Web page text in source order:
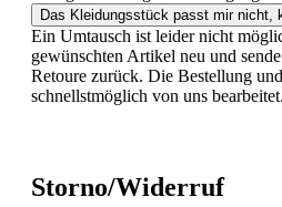
Das Kleidungsstück passt mir nicht,
Ein Umtausch ist leider nicht
gewünschten Artikel neu und
Retoure zurück. Die Bestellung
schnellstmöglich von uns bearbeitet.
Storno/Widerruf